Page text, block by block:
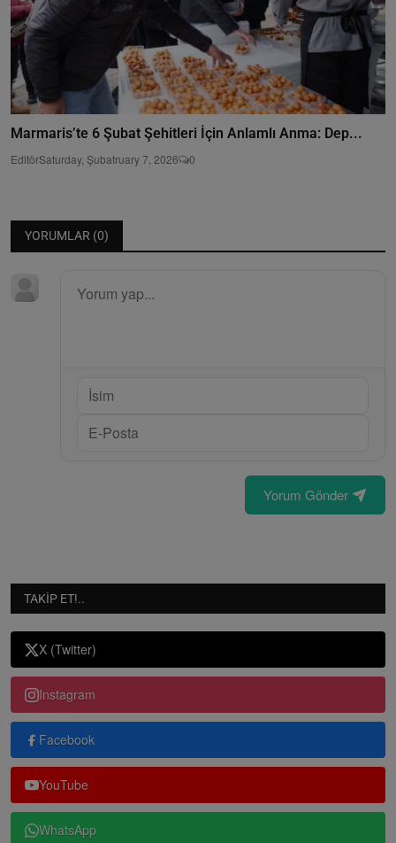
Marmaris’te 6 Şubat Şehitleri İçin Anlamlı Anma: Dep...
EditörSaturday, Şubatruary 7, 2026 0
YORUMLAR (0)
Yorum Gönder
TAKIP ET!..
X (Twitter)
Instagram
Facebook
YouTube
WhatsApp